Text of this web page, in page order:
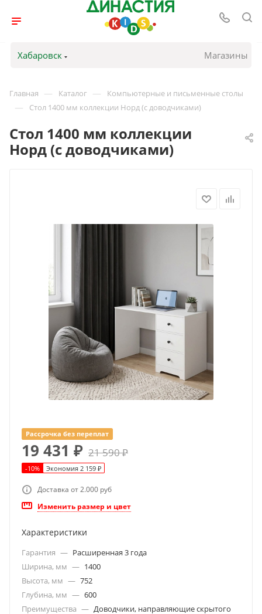
Хабаровск Магазины
Главная — Каталог — Компьютерные и письменные столы
— Стол 1400 мм коллекции Норд (с доводчиками)
Стол 1400 мм коллекции
Норд (с доводчиками)
Рассрочка без переплат
19 431 ₽ 21 590₽
-10% Экономия 2 159 ₽
Доставка от 2.000 руб
Изменить размер и цвет
Характеристики
Гарантия — Расширенная 3 года
Ширина, мм — 1400
Высота, мм — 752
Глубина, мм — 600
Преимущества — Доводчики, направляющие скрытого